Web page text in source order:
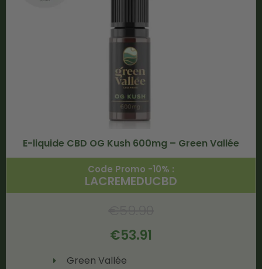
E-liquide CBD OG Kush 600mg – Green Vallée
Code Promo -10% :
LACREMEDUCBD
€53.91
Green Vallée